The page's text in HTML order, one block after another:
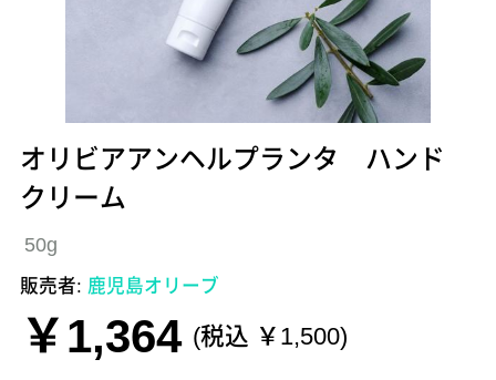
オリビアアンヘルプランタ ハンド
クリーム
50g
販売者: 鹿児島オリーブ
￥1,364 (税込 ￥1,500)